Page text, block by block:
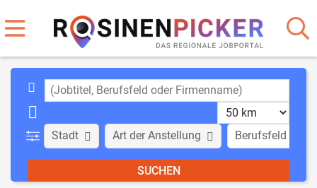
Stadt Art der Anstellung Berufsfeld